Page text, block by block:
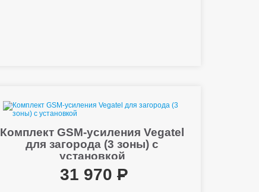
Комплект GSM-усиления Vegatel
для загорода (3 зоны) с
установкой
31 970